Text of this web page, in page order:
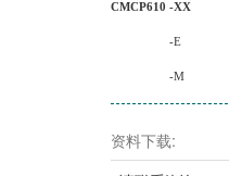
CMCP610 -XX
-E
-M
资料下载: